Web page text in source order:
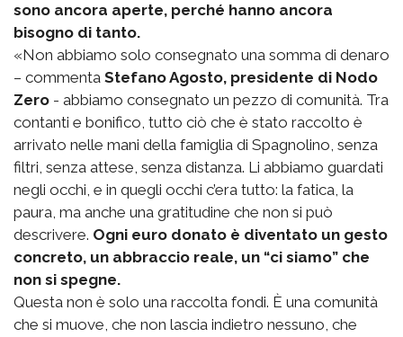
sono ancora aperte, perché hanno ancora
bisogno di tanto.
«Non abbiamo solo consegnato una somma di denaro
– commenta Stefano Agosto, presidente di Nodo
Zero - abbiamo consegnato un pezzo di comunità. Tra
contanti e bonifico, tutto ciò che è stato raccolto è
arrivato nelle mani della famiglia di Spagnolino, senza
filtri, senza attese, senza distanza. Li abbiamo guardati
negli occhi, e in quegli occhi c’era tutto: la fatica, la
paura, ma anche una gratitudine che non si può
descrivere. Ogni euro donato è diventato un gesto
concreto, un abbraccio reale, un “ci siamo” che
non si spegne.
Questa non è solo una raccolta fondi. È una comunità
che si muove, che non lascia indietro nessuno, che